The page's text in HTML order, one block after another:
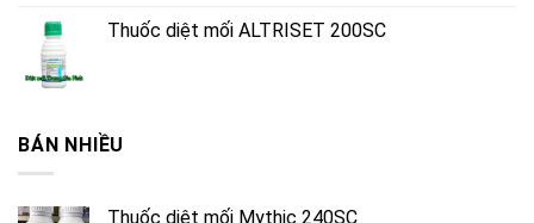
Thuốc diệt mối ALTRISET 200SC
BÁN NHIỀU
Thuốc diệt mối Mythic 240SC